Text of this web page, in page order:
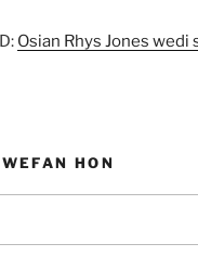
Osian Rhys Jones wedi
HON